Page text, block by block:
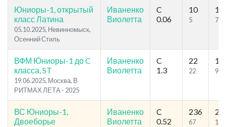
Юниоры-1, открытый
класс Латина
05.10.2025, Невинномыск,
Осенний Стиль
Иваненко
Виолетта
C
0.06
10
5
12
7
ВФМ Юниоры-1 до C
класса, ST
19.06.2025, Москва, В
РИТМАХ ЛЕТА - 2025
Иваненко
Виолетта
C
1.3
22
22 96
ВС Юниоры-1,
Двоеборье
Иваненко
Виолетта
C
0.52
236
67 103